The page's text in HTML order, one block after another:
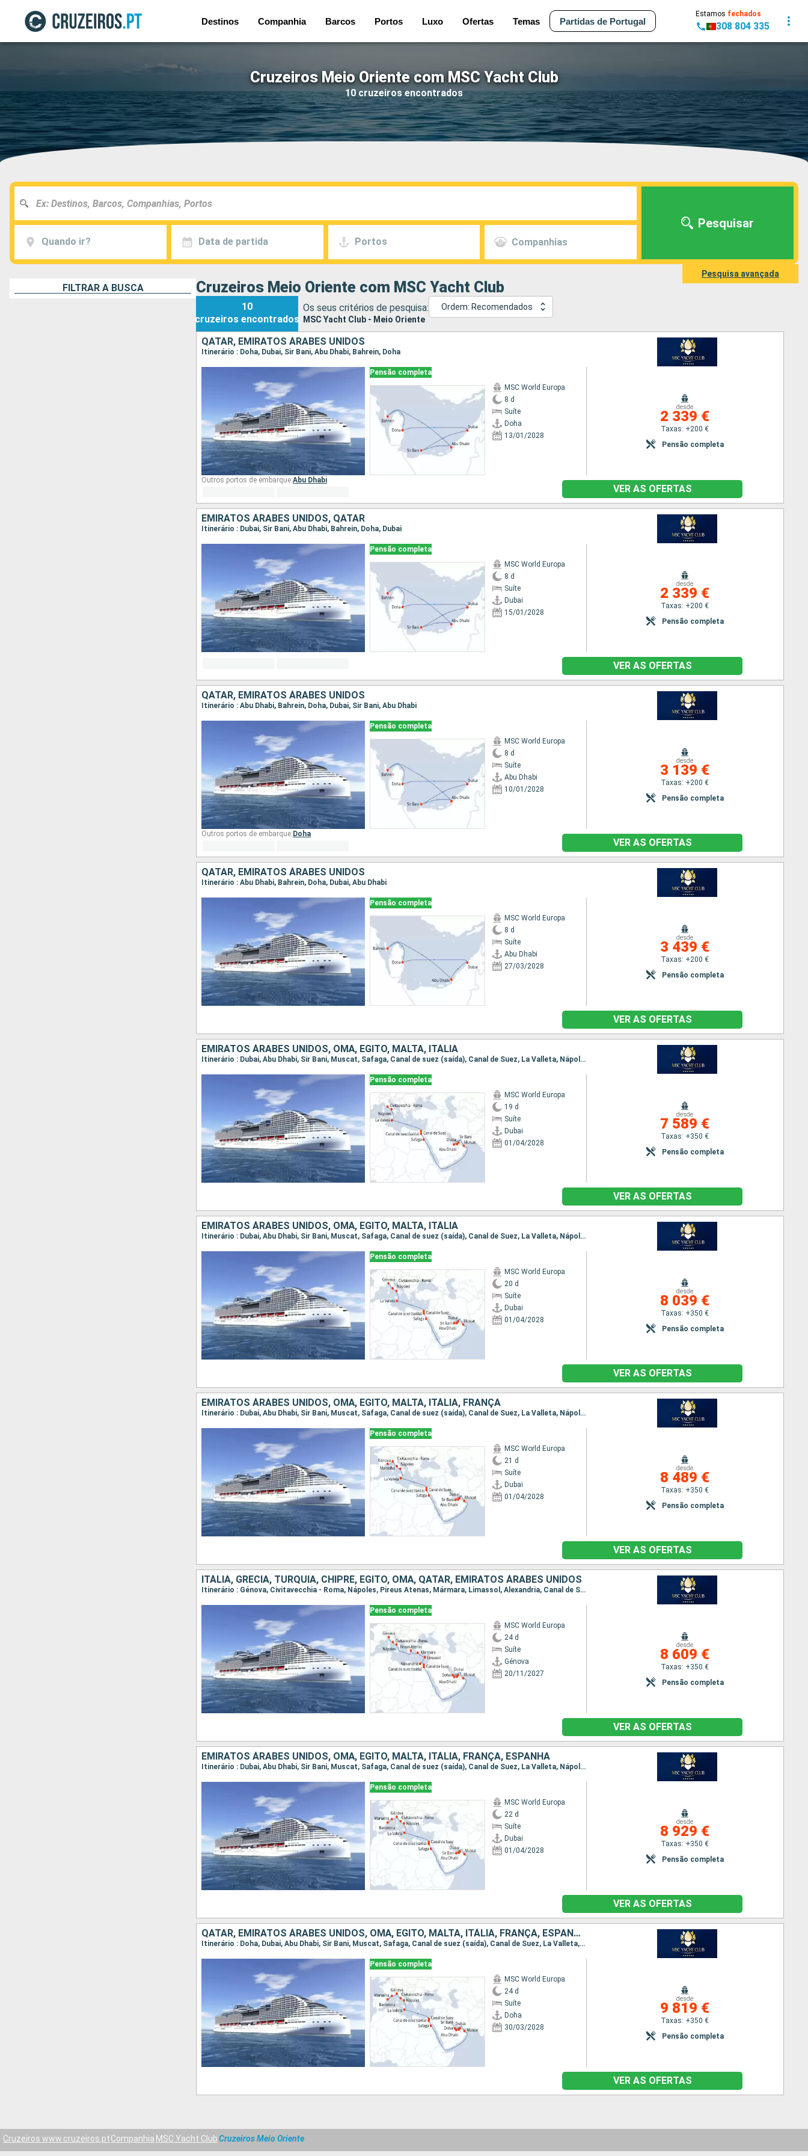
Destinos Companhia Barcos Portos Luxo Ofertas Temas Partidas de Portugal
Estamos fechados
308 804 335
Cruzeiros Meio Oriente com MSC Yacht Club
10 cruzeiros encontrados
Quando ir? Data de partida Portos Companhias
Pesquisar
Pesquisa avançada
FILTRAR A BUSCA Cruzeiros Meio Oriente com MSC Yacht Club
10
cruzeiros encontrados
Os seus critérios de pesquisa:
MSC Yacht Club - Meio Oriente
Ordem: Recomendados
QATAR, EMIRATOS ÁRABES UNIDOS
Itinerário : Doha, Dubai, Sir Bani, Abu Dhabi, Bahrein, Doha
Pensão completa
MSC World Europa
8 d
Suíte
Doha
13/01/2028
desde
2 339 €
Taxas: +200 €
Pensão completa
Outros portos de embarque:Abu Dhabi
VER AS OFERTAS
EMIRATOS ÁRABES UNIDOS, QATAR
Itinerário : Dubai, Sir Bani, Abu Dhabi, Bahrein, Doha, Dubai
Pensão completa
MSC World Europa
8 d
Suíte
Dubai
15/01/2028
desde
2 339 €
Taxas: +200 €
Pensão completa
VER AS OFERTAS
QATAR, EMIRATOS ÁRABES UNIDOS
Itinerário : Abu Dhabi, Bahrein, Doha, Dubai, Sir Bani, Abu Dhabi
Pensão completa
MSC World Europa
8 d
Suíte
Abu Dhabi
10/01/2028
desde
3 139 €
Taxas: +200 €
Pensão completa
Outros portos de embarque: Doha
VER AS OFERTAS
QATAR, EMIRATOS ÁRABES UNIDOS
Itinerário : Abu Dhabi, Bahrein, Doha, Dubai, Abu Dhabi
Pensão completa
MSC World Europa
8 d
Suíte
Abu Dhabi
27/03/2028
desde
3 439 €
Taxas: +200 €
Pensão completa
VER AS OFERTAS
EMIRATOS ÁRABES UNIDOS, OMÃ, EGITO, MALTA, ITÁLIA
Itinerário : Dubai, Abu Dhabi, Sir Bani, Muscat, Safaga, Canal de suez (saída), Canal de Suez, La Valleta, Nápoles, Civitavecchia - Roma
Pensão completa
MSC World Europa
19 d
Suíte
Dubai
01/04/2028
desde
7 589 €
Taxas: +350 €
Pensão completa
VER AS OFERTAS
EMIRATOS ÁRABES UNIDOS, OMÃ, EGITO, MALTA, ITÁLIA
Itinerário : Dubai, Abu Dhabi, Sir Bani, Muscat, Safaga, Canal de suez (saída), Canal de Suez, La Valleta, Nápoles, Civitavecchia - Roma, Génova
Pensão completa
MSC World Europa
20 d
Suíte
Dubai
01/04/2028
desde
8 039 €
Taxas: +350 €
Pensão completa
VER AS OFERTAS
EMIRATOS ÁRABES UNIDOS, OMÃ, EGITO, MALTA, ITÁLIA, FRANÇA
Itinerário : Dubai, Abu Dhabi, Sir Bani, Muscat, Safaga, Canal de suez (saída), Canal de Suez, La Valleta, Nápoles, Civitavecchia - Roma, Génova, Marselha
Pensão completa
MSC World Europa
21 d
Suíte
Dubai
01/04/2028
desde
8 489 €
Taxas: +350 €
Pensão completa
VER AS OFERTAS
ITÁLIA, GRÉCIA, TURQUIA, CHIPRE, EGITO, OMÃ, QATAR, EMIRATOS ÁRABES UNIDOS
Itinerário : Génova, Civitavecchia - Roma, Nápoles, Pireus Atenas, Mármara, Limassol, Alexandria, Canal de Suez, Canal de suez (saída), Muscat, Doha, Dubai, Sir Bani, Abu Dhabi
Pensão completa
MSC World Europa
24 d
Suíte
Génova
20/11/2027
desde
8 609 €
Taxas: +350 €
Pensão completa
VER AS OFERTAS
EMIRATOS ÁRABES UNIDOS, OMÃ, EGITO, MALTA, ITÁLIA, FRANÇA, ESPANHA
Itinerário : Dubai, Abu Dhabi, Sir Bani, Muscat, Safaga, Canal de suez (saída), Canal de Suez, La Valleta, Nápoles, Civitavecchia - Roma, Génova, Marselha, Barcelona
Pensão completa
MSC World Europa
22 d
Suíte
Dubai
01/04/2028
desde
8 929 €
Taxas: +350 €
Pensão completa
VER AS OFERTAS
QATAR, EMIRATOS ÁRABES UNIDOS, OMÃ, EGITO, MALTA, ITÁLIA, FRANÇA, ESPANHA
Itinerário : Doha, Dubai, Abu Dhabi, Sir Bani, Muscat, Safaga, Canal de suez (saída), Canal de Suez, La Valleta, Nápoles, Civitavecchia - Roma, Génova, Marselha, Barcelona
Pensão completa
MSC World Europa
24 d
Suíte
Doha
30/03/2028
desde
9 819 €
Taxas: +350 €
Pensão completa
VER AS OFERTAS
Cruzeiros www.cruzeiros.ptCompanhia MSC Yacht ClubCruzeiros Meio Oriente